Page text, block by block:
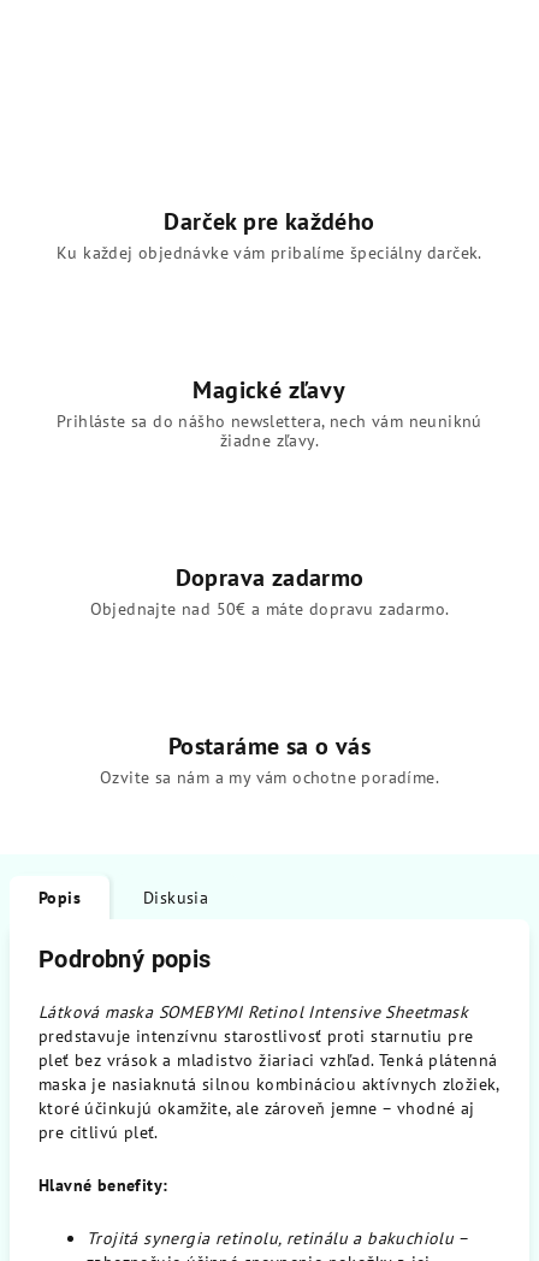
Darček pre každého
Ku každej objednávke vám pribalíme špeciálny darček.
Magické zľavy
Prihláste sa do nášho newslettera, nech vám neuniknú
žiadne zľavy.
Doprava zadarmo
Objednajte nad 50€ a máte dopravu zadarmo.
Postaráme sa o vás
Ozvite sa nám a my vám ochotne poradíme.
Popis Diskusia
Podrobný popis
Látková maska SOMEBYMI Retinol Intensive Sheetmask
predstavuje intenzívnu starostlivosť proti starnutiu pre
pleť bez vrások a mladistvo žiariaci vzhľad. Tenká plátenná
maska je nasiaknutá silnou kombináciou aktívnych zložiek,
ktoré účinkujú okamžite, ale zároveň jemne – vhodné aj
pre citlivú pleť.
Hlavné benefity:
Trojitá synergia retinolu, retinálu a bakuchiolu –